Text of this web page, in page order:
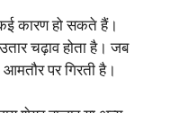
कारण हो सकते हैं।
चढ़ाव होता है। जब
पर गिरती है।